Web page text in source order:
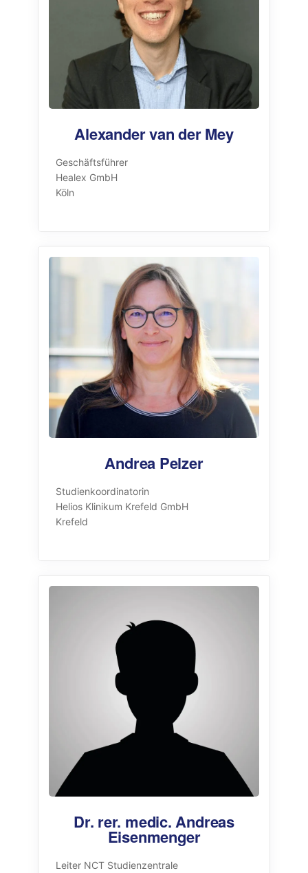
Alexander van der Mey
Geschäftsführer
Healex GmbH
Köln
Andrea Pelzer
Studienkoordinatorin
Helios Klinikum Krefeld GmbH
Krefeld
Dr. rer. medic. Andreas
Eisenmenger
Leiter NCT Studienzentrale